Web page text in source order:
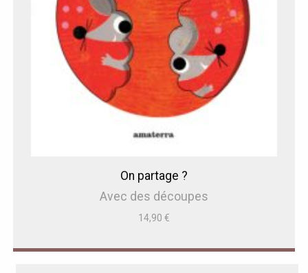
On partage ?
Avec des découpes
14,90 €